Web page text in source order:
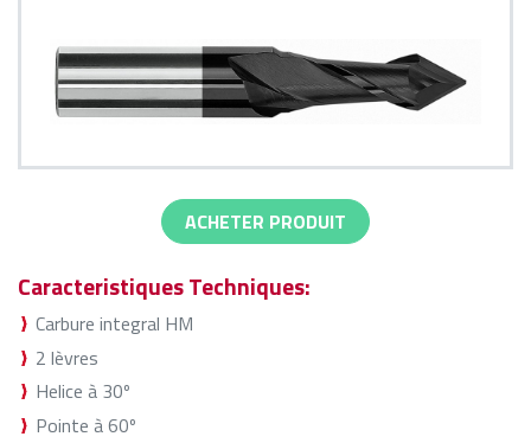
ACHETER PRODUIT
Caracteristiques Techniques:
Carbure integral HM
2 lèvres
Helice à 30º
Pointe à 60º